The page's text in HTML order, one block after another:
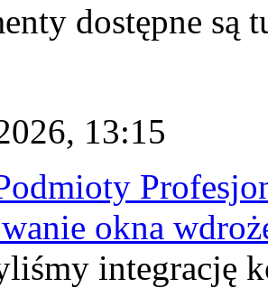
dostępne są
13:15
okna
integrację